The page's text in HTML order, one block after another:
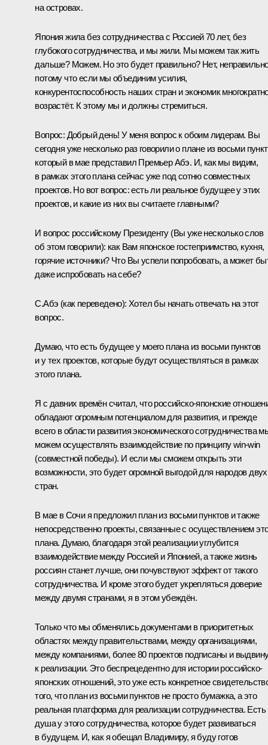
на островах.
Япония жила без сотрудничества с Россией 70 лет, без
глубокого сотрудничества, и мы жили. Мы можем так жить
дальше? Можем. Но это будет правильно? Нет,
потому что если мы объединим усилия,
конкурентоспособность наших стран и экономик
возрастёт. К этому мы и должны стремиться.
Вопрос: Добрый день! У меня вопрос к обоим лидерам. Вы
сегодня уже несколько раз говорили о плане из восьми
который в мае представил Премьер Абэ. И, как мы видим,
в рамках этого плана сейчас уже под сотню совместных
проектов. Но вот вопрос: есть ли реальное будущее у этих
проектов, и какие из них вы считаете главными?
И вопрос российскому Президенту (Вы уже несколько слов
об этом говорили): как Вам японское гостеприимство, кухня,
горячие источники? Что Вы успели попробовать, а может
даже испробовать на себе?
С.Абэ (как переведено): Хотел бы начать отвечать на этот
вопрос.
Думаю, что есть будущее у моего плана из восьми пунктов
и у тех проектов, которые будут осуществляться в рамках
этого плана.
Я с давних времён считал, что российско-японские
обладают огромным потенциалом для развития, и прежде
всего в области развития экономического сотрудничества
можем осуществлять взаимодействие по принципу win-win
(совместной победы). И если мы сможем открыть эти
возможности, это будет огромной выгодой для народов двух
стран.
В мае в Сочи я предложил план из восьми пунктов и также
непосредственно проекты, связанные с осуществлением
плана. Думаю, благодаря этой реализации углубится
взаимодействие между Россией и Японией, а также жизнь
россиян станет лучше, они почувствуют эффект от такого
сотрудничества. И кроме этого будет укрепляться доверие
между двумя странами, я в этом убеждён.
Только что мы обменялись документами в приоритетных
областях между правительствами, между организациями,
между компаниями, более 80 проектов подписаны и
к реализации. Это беспрецедентно для истории российско-
японских отношений, это уже есть конкретное
того, что план из восьми пунктов не просто бумажка, а это
реальная платформа для реализации сотрудничества. Есть
душа у этого сотрудничества, которое будет развиваться
в будущем. И, как я обещал Владимиру, я буду готов